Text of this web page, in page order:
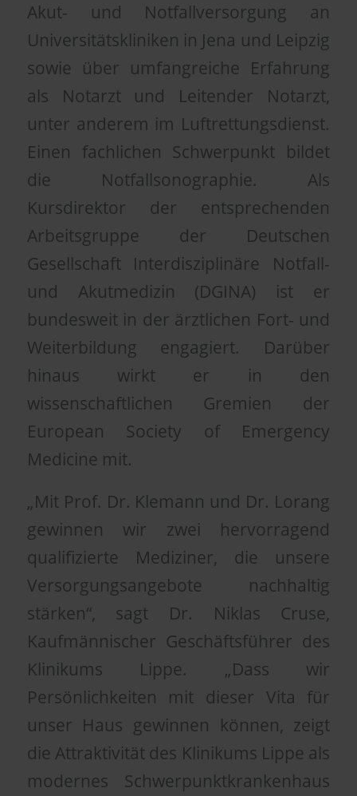
Akut- und Notfallversorgung an
Universitätskliniken in Jena und Leipzig
sowie über umfangreiche Erfahrung
als Notarzt und Leitender Notarzt,
unter anderem im Luftrettungsdienst.
Einen fachlichen Schwerpunkt bildet
die Notfallsonographie. Als
Kursdirektor der entsprechenden
Arbeitsgruppe der Deutschen
Gesellschaft Interdisziplinäre Notfall-
und Akutmedizin (DGINA) ist er
bundesweit in der ärztlichen Fort- und
Weiterbildung engagiert. Darüber
hinaus wirkt er in den
wissenschaftlichen Gremien der
European Society of Emergency
Medicine mit.
„Mit Prof. Dr. Klemann und Dr. Lorang
gewinnen wir zwei hervorragend
qualifizierte Mediziner, die unsere
Versorgungsangebote nachhaltig
stärken“, sagt Dr. Niklas Cruse,
Kaufmännischer Geschäftsführer des
Klinikums Lippe. „Dass wir
Persönlichkeiten mit dieser Vita für
unser Haus gewinnen können, zeigt
die Attraktivität des Klinikums Lippe als
modernes Schwerpunktkrankenhaus